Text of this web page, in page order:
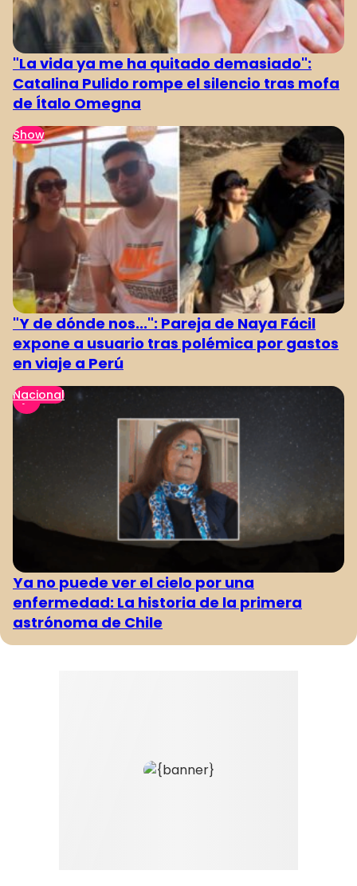
"La vida ya me ha quitado demasiado":
Catalina Pulido rompe el silencio tras mofa
de Ítalo Omegna
Show
"Y de dónde nos...": Pareja de Naya Fácil
expone a usuario tras polémica por gastos
en viaje a Perú
Nacional
Ya no puede ver el cielo por una
enfermedad: La historia de la primera
astrónoma de Chile